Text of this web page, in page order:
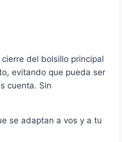
del bolsillo principal
evitando que pueda ser
cuenta. Sin
se adaptan a vos y a tu